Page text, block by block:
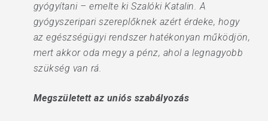
gyógyítani – emelte ki Szalóki Katalin. A
gyógyszeripari szereplőknek azért érdeke, hogy
az egészségügyi rendszer hatékonyan működjön,
mert akkor oda megy a pénz, ahol a legnagyobb
szükség van rá.
Megszületett az uniós szabályozás